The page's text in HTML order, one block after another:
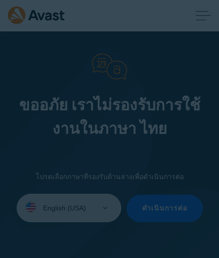
ขออภัย เราไม่รองรับการใช้
งานในภาษา ไทย
โปรดเลือกภาษาที่รองรับด้านล่างเพื่อดำเนินการต่อ
your
ดำเนินการต่อ